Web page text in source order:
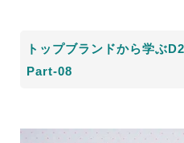
トップブランドから学ぶ
Part-08